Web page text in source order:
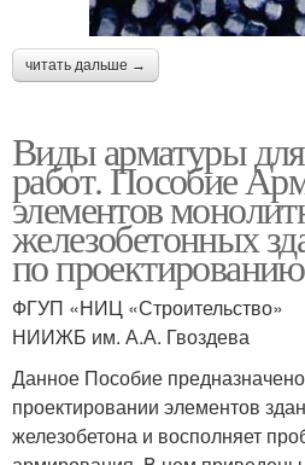
читать дальше →
Виды арматуры
работ. Пособие
элементов
железобетонных
по проектированию
ФГУП «НИЦ «Строительство»
НИИЖБ им. А.А. Гвоздева
Данное Пособие
проектировании элементов
железобетона и восполняет